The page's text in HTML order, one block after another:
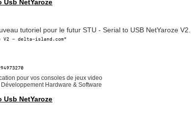
Usb NetYaroze
tutoriel pour le futur STU - Serial to USB NetYaroze V2...
pour vos consoles de jeux video
Hardware & Software
Usb NetYaroze